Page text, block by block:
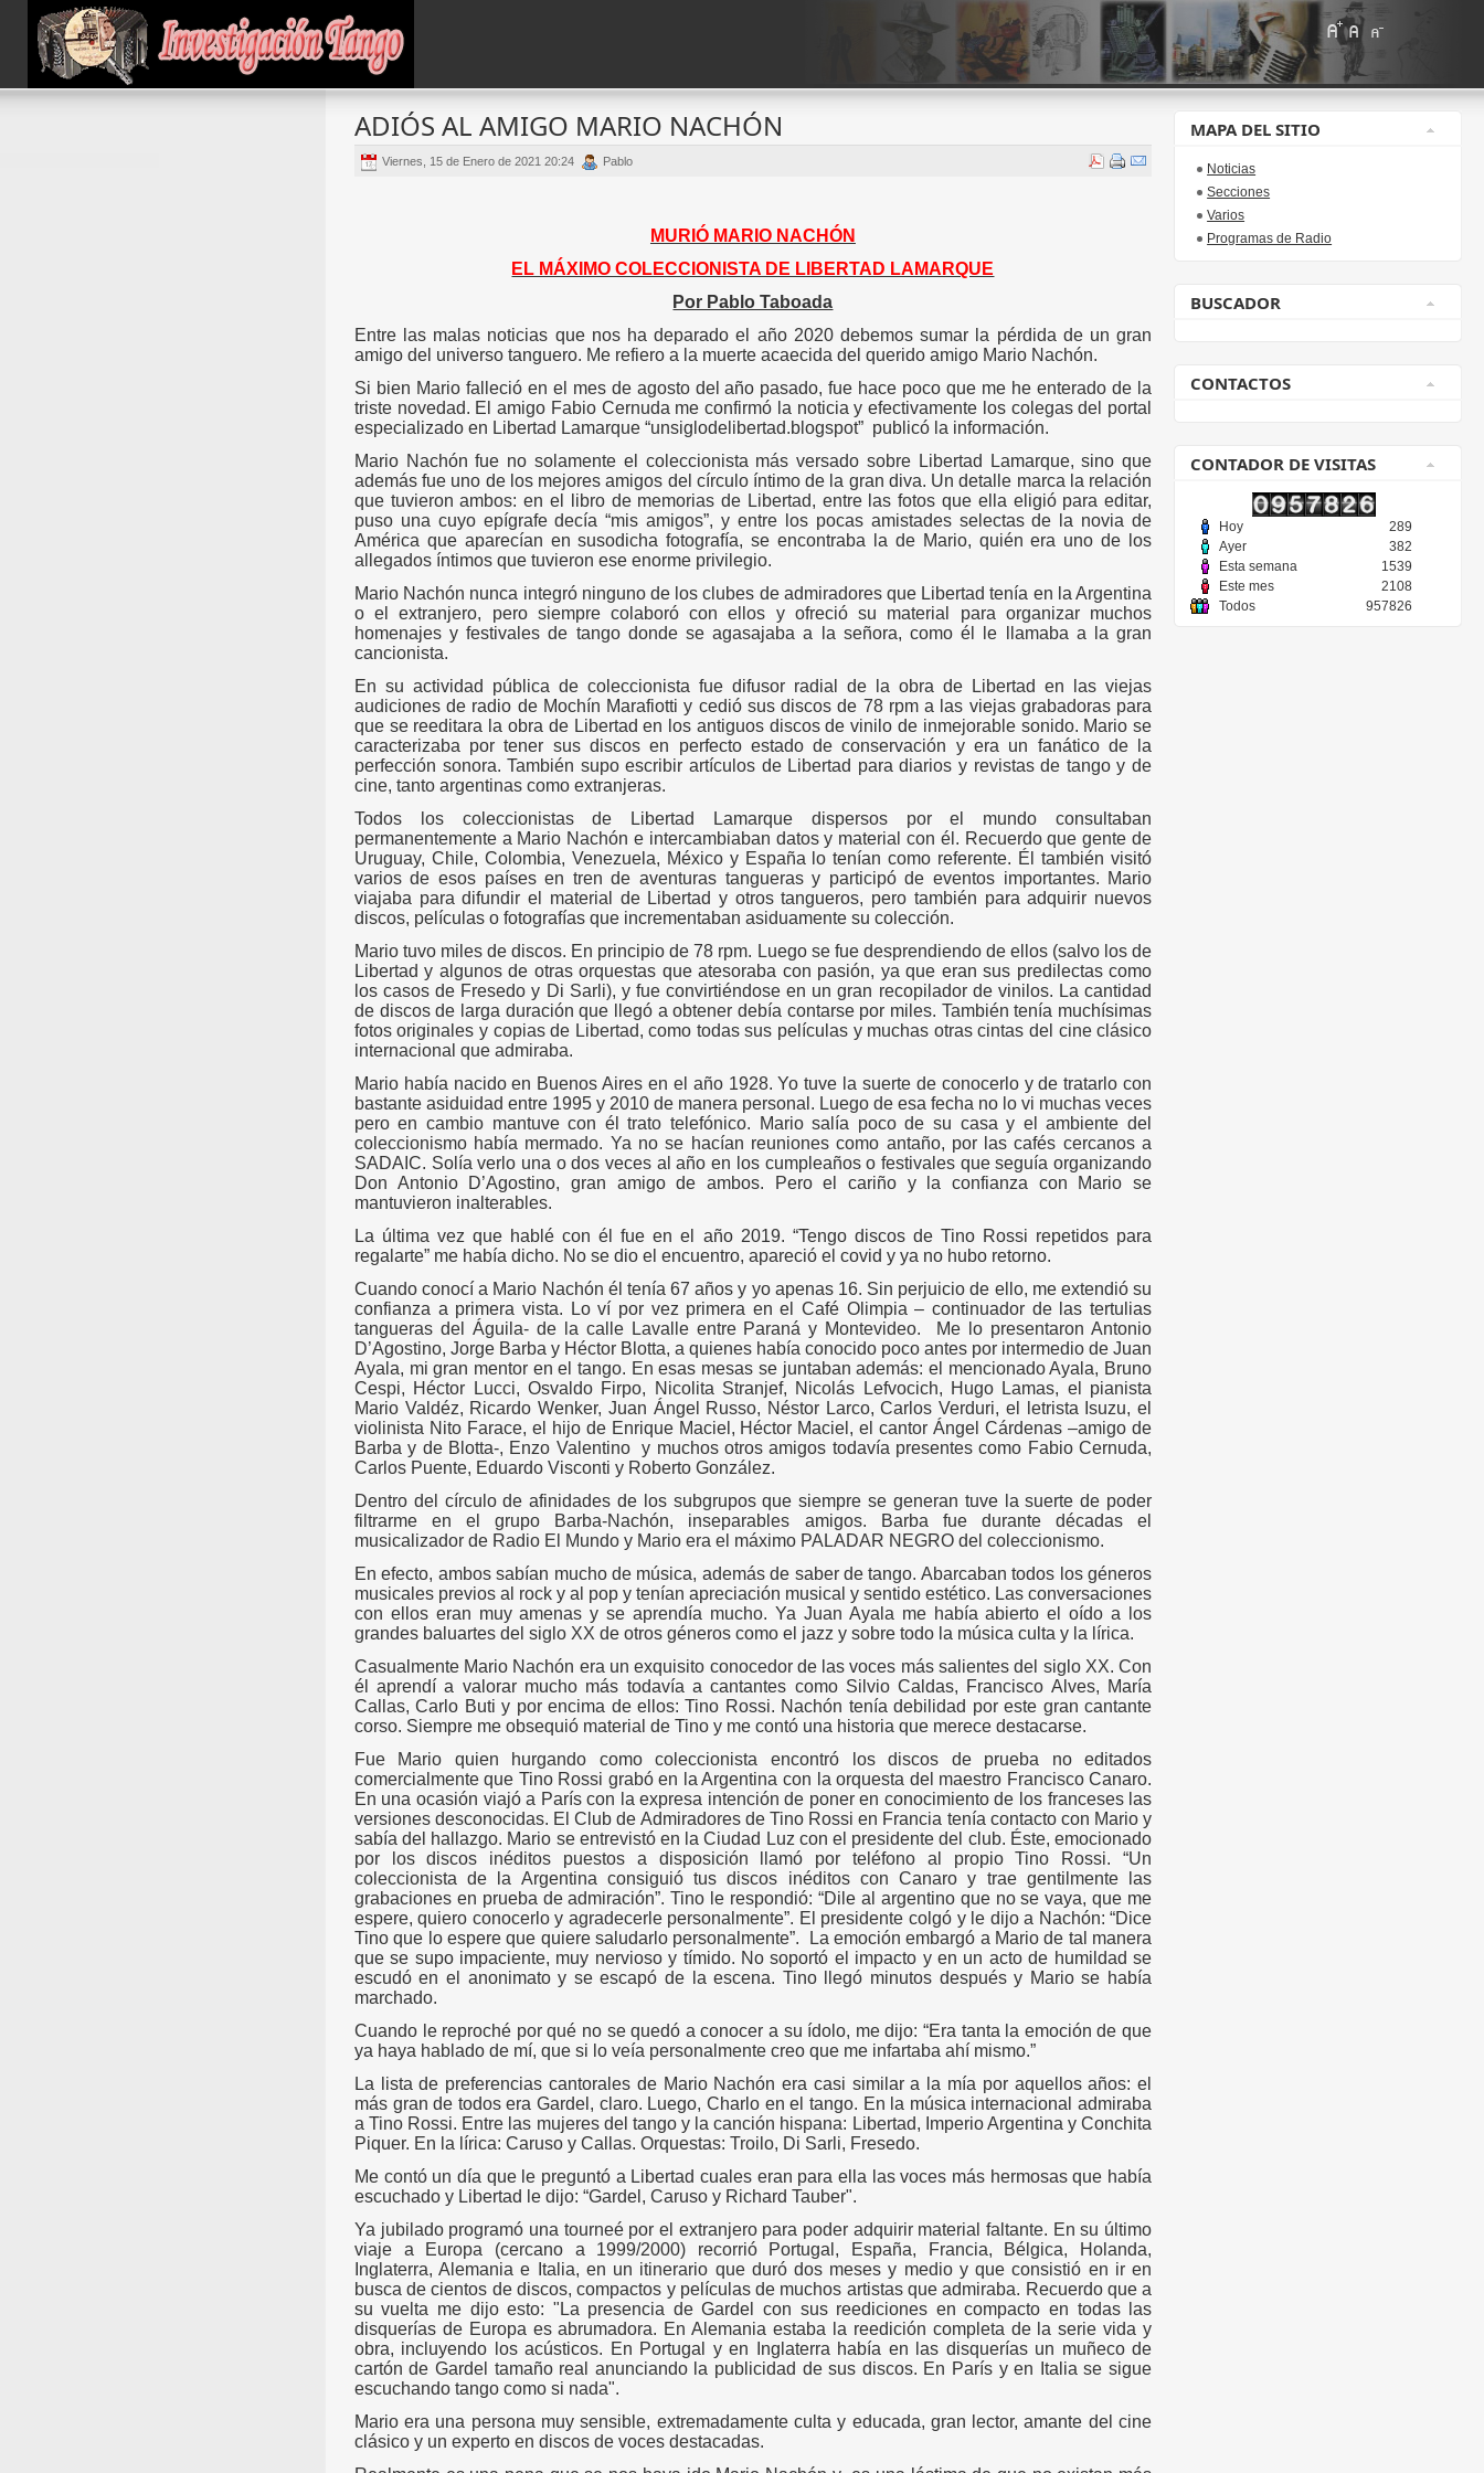
ADIÓS AL AMIGO MARIO NACHÓN
Viernes, 15 de Enero de 2021 20:24 Pablo
MURIÓ MARIO NACHÓN
EL MÁXIMO COLECCIONISTA DE LIBERTAD LAMARQUE
Por Pablo Taboada
Entre las malas noticias que nos ha deparado el año 2020 debemos sumar la pérdida de un gran
amigo del universo tanguero. Me refiero a la muerte acaecida del querido amigo Mario Nachón.
Si bien Mario falleció en el mes de agosto del año pasado, fue hace poco que me he enterado de la
triste novedad. El amigo Fabio Cernuda me confirmó la noticia y efectivamente los colegas del portal
especializado en Libertad Lamarque “unsiglodelibertad.blogspot” publicó la información.
Mario Nachón fue no solamente el coleccionista más versado sobre Libertad Lamarque, sino que
además fue uno de los mejores amigos del círculo íntimo de la gran diva. Un detalle marca la relación
que tuvieron ambos: en el libro de memorias de Libertad, entre las fotos que ella eligió para editar,
puso una cuyo epígrafe decía “mis amigos”, y entre los pocas amistades selectas de la novia de
América que aparecían en susodicha fotografía, se encontraba la de Mario, quién era uno de los
allegados íntimos que tuvieron ese enorme privilegio.
Mario Nachón nunca integró ninguno de los clubes de admiradores que Libertad tenía en la Argentina
o el extranjero, pero siempre colaboró con ellos y ofreció su material para organizar muchos
homenajes y festivales de tango donde se agasajaba a la señora, como él le llamaba a la gran
cancionista.
En su actividad pública de coleccionista fue difusor radial de la obra de Libertad en las viejas
audiciones de radio de Mochín Marafiotti y cedió sus discos de 78 rpm a las viejas grabadoras para
que se reeditara la obra de Libertad en los antiguos discos de vinilo de inmejorable sonido. Mario se
caracterizaba por tener sus discos en perfecto estado de conservación y era un fanático de la
perfección sonora. También supo escribir artículos de Libertad para diarios y revistas de tango y de
cine, tanto argentinas como extranjeras.
Todos los coleccionistas de Libertad Lamarque dispersos por el mundo consultaban
permanentemente a Mario Nachón e intercambiaban datos y material con él. Recuerdo que gente de
Uruguay, Chile, Colombia, Venezuela, México y España lo tenían como referente. Él también visitó
varios de esos países en tren de aventuras tangueras y participó de eventos importantes. Mario
viajaba para difundir el material de Libertad y otros tangueros, pero también para adquirir nuevos
discos, películas o fotografías que incrementaban asiduamente su colección.
Mario tuvo miles de discos. En principio de 78 rpm. Luego se fue desprendiendo de ellos (salvo los de
Libertad y algunos de otras orquestas que atesoraba con pasión, ya que eran sus predilectas como
los casos de Fresedo y Di Sarli), y fue convirtiéndose en un gran recopilador de vinilos. La cantidad
de discos de larga duración que llegó a obtener debía contarse por miles. También tenía muchísimas
fotos originales y copias de Libertad, como todas sus películas y muchas otras cintas del cine clásico
internacional que admiraba.
Mario había nacido en Buenos Aires en el año 1928. Yo tuve la suerte de conocerlo y de tratarlo con
bastante asiduidad entre 1995 y 2010 de manera personal. Luego de esa fecha no lo vi muchas veces
pero en cambio mantuve con él trato telefónico. Mario salía poco de su casa y el ambiente del
coleccionismo había mermado. Ya no se hacían reuniones como antaño, por las cafés cercanos a
SADAIC. Solía verlo una o dos veces al año en los cumpleaños o festivales que seguía organizando
Don Antonio D’Agostino, gran amigo de ambos. Pero el cariño y la confianza con Mario se
mantuvieron inalterables.
La última vez que hablé con él fue en el año 2019. “Tengo discos de Tino Rossi repetidos para
regalarte” me había dicho. No se dio el encuentro, apareció el covid y ya no hubo retorno.
Cuando conocí a Mario Nachón él tenía 67 años y yo apenas 16. Sin perjuicio de ello, me extendió su
confianza a primera vista. Lo ví por vez primera en el Café Olimpia – continuador de las tertulias
tangueras del Águila- de la calle Lavalle entre Paraná y Montevideo.
Me lo presentaron Antonio
D’Agostino, Jorge Barba y Héctor Blotta, a quienes había conocido poco antes por intermedio de Juan
Ayala, mi gran mentor en el tango. En esas mesas se juntaban además: el mencionado Ayala, Bruno
Cespi, Héctor Lucci, Osvaldo Firpo, Nicolita Stranjef, Nicolás Lefvocich, Hugo Lamas, el pianista
Mario Valdéz, Ricardo Wenker, Juan Ángel Russo, Néstor Larco, Carlos Verduri, el letrista Isuzu, el
violinista Nito Farace, el hijo de Enrique Maciel, Héctor Maciel, el cantor Ángel Cárdenas –amigo de
Barba y de Blotta-, Enzo Valentino
y muchos otros amigos todavía presentes como Fabio Cernuda,
Carlos Puente, Eduardo Visconti y Roberto González.
Dentro del círculo de afinidades de los subgrupos que siempre se generan tuve la suerte de poder
filtrarme en el grupo Barba-Nachón, inseparables amigos. Barba fue durante décadas el
musicalizador de Radio El Mundo y Mario era el máximo PALADAR NEGRO del coleccionismo.
En efecto, ambos sabían mucho de música, además de saber de tango. Abarcaban todos los géneros
musicales previos al rock y al pop y tenían apreciación musical y sentido estético. Las conversaciones
con ellos eran muy amenas y se aprendía mucho. Ya Juan Ayala me había abierto el oído a los
grandes baluartes del siglo XX de otros géneros como el jazz y sobre todo la música culta y la lírica.
Casualmente Mario Nachón era un exquisito conocedor de las voces más salientes del siglo XX. Con
él aprendí a valorar mucho más todavía a cantantes como Silvio Caldas, Francisco Alves, María
Callas, Carlo Buti y por encima de ellos: Tino Rossi. Nachón tenía debilidad por este gran cantante
corso. Siempre me obsequió material de Tino y me contó una historia que merece destacarse.
Fue Mario quien hurgando como coleccionista encontró los discos de prueba no editados
comercialmente que Tino Rossi grabó en la Argentina con la orquesta del maestro Francisco Canaro.
En una ocasión viajó a París con la expresa intención de poner en conocimiento de los franceses las
versiones desconocidas. El Club de Admiradores de Tino Rossi en Francia tenía contacto con Mario y
sabía del hallazgo. Mario se entrevistó en la Ciudad Luz con el presidente del club. Éste, emocionado
por los discos inéditos puestos a disposición llamó por teléfono al propio Tino Rossi. “Un
coleccionista de la Argentina consiguió tus discos inéditos con Canaro y trae gentilmente las
grabaciones en prueba de admiración”. Tino le respondió: “Dile al argentino que no se vaya, que me
espere, quiero conocerlo y agradecerle personalmente”. El presidente colgó y le dijo a Nachón: “Dice
Tino que lo espere que quiere saludarlo personalmente”.
La emoción embargó a Mario de tal manera
que se supo impaciente, muy nervioso y tímido. No soportó el impacto y en un acto de humildad se
escudó en el anonimato y se escapó de la escena. Tino llegó minutos después y Mario se había
marchado.
Cuando le reproché por qué no se quedó a conocer a su ídolo, me dijo: “Era tanta la emoción de que
ya haya hablado de mí, que si lo veía personalmente creo que me infartaba ahí mismo.”
La lista de preferencias cantorales de Mario Nachón era casi similar a la mía por aquellos años: el
más gran de todos era Gardel, claro. Luego, Charlo en el tango. En la música internacional admiraba
a Tino Rossi. Entre las mujeres del tango y la canción hispana: Libertad, Imperio Argentina y Conchita
Piquer. En la lírica: Caruso y Callas. Orquestas: Troilo, Di Sarli, Fresedo.
Me contó un día que le preguntó a Libertad cuales eran para ella las voces más hermosas que había
escuchado y Libertad le dijo: “Gardel, Caruso y Richard Tauber".
Ya jubilado programó una tourneé por el extranjero para poder adquirir material faltante. En su último
viaje a Europa (cercano a 1999/2000) recorrió Portugal, España, Francia, Bélgica, Holanda,
Inglaterra, Alemania e Italia, en un itinerario que duró dos meses y medio y que consistió en ir en
busca de cientos de discos, compactos y películas de muchos artistas que admiraba. Recuerdo que a
su vuelta me dijo esto: "La presencia de Gardel con sus reediciones en compacto en todas las
disquerías de Europa es abrumadora. En Alemania estaba la reedición completa de la serie vida y
obra, incluyendo los acústicos. En Portugal y en Inglaterra había en las disquerías un muñeco de
cartón de Gardel tamaño real anunciando la publicidad de sus discos. En París y en Italia se sigue
escuchando tango como si nada".
Mario era una persona muy sensible, extremadamente culta y educada, gran lector, amante del cine
clásico y un experto en discos de voces destacadas.
MAPA DEL SITIO
Noticias
Secciones
Varios
Programas de Radio
BUSCADOR
CONTACTOS
CONTADOR DE VISITAS
Hoy
289
Ayer
382
Esta semana
1539
Este mes
2108
Todos
957826